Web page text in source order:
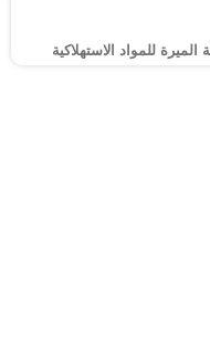
للمواد الاستهلاكية